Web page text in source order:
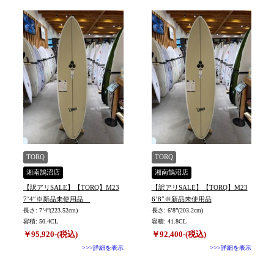
TORQ
湘南鵠沼店
【訳アリSALE】【TORQ】M23
7’4″※新品未使用品
長さ: 7’4”(223.52cm)
容積: 50.4CL
￥95,920-(税込)
>>>詳細を表示
TORQ
湘南鵠沼店
【訳アリSALE】【TORQ】M23
6’8″※新品未使用品
長さ: 6’8”(203.2cm)
容積: 41.8CL
￥92,400-(税込)
>>>詳細を表示